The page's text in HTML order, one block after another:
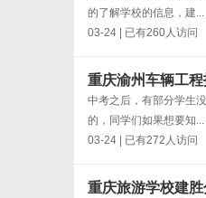
的了解学校的信息，建...
03-24 | 已有260人访问
重庆渝州车辆工
中考之后，有部分学生
的，同学们如果想要知...
03-24 | 已有272人访问
重庆旅游学校建